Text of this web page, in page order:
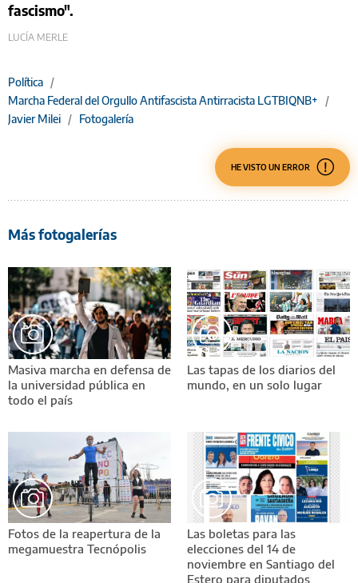
fascismo".
LUCÍA MERLE
Política /
Marcha Federal del Orgullo Antifascista Antirracista LGTBIQNB+
/
Javier Milei / Fotogalería
HE VISTO UN ERROR
Más fotogalerías
Masiva marcha en defensa de
la universidad pública en
todo el país
Las tapas de los diarios del
mundo, en un solo lugar
Fotos de la reapertura de la
megamuestra Tecnópolis
Las boletas para las
elecciones del 14 de
noviembre en Santiago del
Estero para diputados